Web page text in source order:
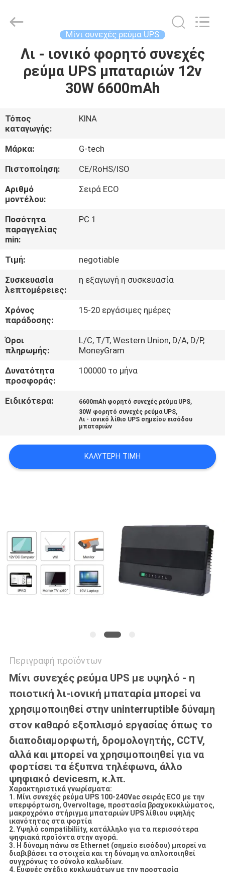
ΣΠΊΤΙ
ΠΡΟΪΌΝΤΑ
ΣΧΕΤΙΚΆ
ΜΕ
ΕΜΆΣ
ΕΠΙΣΚΕΨΉ
ΕΡΓΟΣΤΑΣΊΟΥ
ΈΛΕΓΧΟΣ
ΠΟΙΌΤΗΤΑΣ
ΕΠΙΚΟΙΝΩΝΉΣΤΕ
ΜΑΖΊ
ΜΑΣ
ΕΙΔΉΣΕΙΣ
ΖΗΤΉΣΤΕ
ΜΙΑ
SITEMAP
POWER
GROUP.
Μίνι συνεχές ρεύμα UPS
Λι - ιονικό φορητό συνεχές
ρεύμα UPS μπαταριών 12v
30W 6600mAh
Τόπος
καταγωγής:
ΚΙΝΑ
Μάρκα:
G-tech
Πιστοποίηση:
CE/RoHS/ISO
Αριθμό
μοντέλου:
Σειρά ECO
Ποσότητα
παραγγελίας
min:
PC 1
Τιμή:
negotiable
Συσκευασία
λεπτομέρειες:
η εξαγωγή η συσκευασία
Χρόνος
παράδοσης:
15-20 εργάσιμες ημέρες
Όροι
πληρωμής:
L/C, T/T, Western Union, D/A, D/P,
MoneyGram
Δυνατότητα
προσφοράς:
100000 το μήνα
Ειδικότερα: 6600mAh φορητό συνεχές ρεύμα UPS,
30W φορητό συνεχές ρεύμα UPS,
Λι - ιονικό λίθιο UPS σημείου εισόδου
μπαταριών
ΚΑΛΎΤΕΡΗ ΤΙΜΉ
Περιγραφή προϊόντων
Μίνι συνεχές ρεύμα UPS με υψηλό - η
ποιοτική λι-ιονική μπαταρία μπορεί να
χρησιμοποιηθεί στην uninterruptible δύναμη
στον καθαρό εξοπλισμό εργασίας όπως το
διαποδιαμορφωτή, δρομολογητής, CCTV,
αλλά και μπορεί να χρησιμοποιηθεί για να
φορτίσει τα έξυπνα τηλέφωνα, άλλο
ψηφιακό devicesm, κ.λπ.
Χαρακτηριστικά γνωρίσματα:
1. Μίνι συνεχές ρεύμα UPS 100-240Vac σειράς ECO με την
υπερφόρτωση, Overvoltage, προστασία βραχυκυκλώματος,
μακροχρόνιο στήριγμα μπαταριών UPS λίθιου υψηλής
ικανότητας στα φορτία
2. Υψηλό compatibiliity, κατάλληλο για τα περισσότερα
ψηφιακά προϊόντα στην αγορά.
3. Η δύναμη πάνω σε Ethernet (σημείο εισόδου) μπορεί να
διαβιβάσει τα στοιχεία και τη δύναμη να απλοποιηθεί
συγχρόνως το σύνολο καλωδίων.
4. Ευφυές σχέδιο κυκλωμάτων με την προστασία